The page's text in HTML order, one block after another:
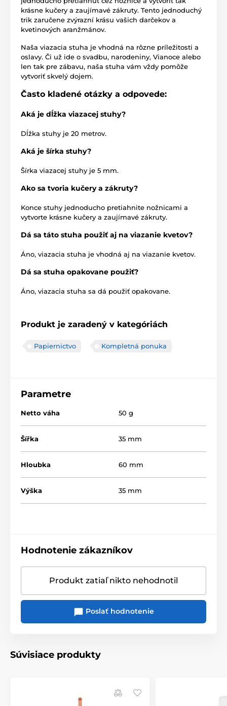
krásne kučery a zaujímavé zákruty. Tento jednoduchý
trik zaručene zvýrazní krásu vašich darčekov a
kvetinových aranžmánov.
Naša viazacia stuha je vhodná na rôzne príležitosti a
oslavy. Či už ide o svadbu, narodeniny, Vianoce alebo
len tak pre zábavu, naša stuha vám vždy pomôže
vytvoriť skvelý dojem.
Často kladené otázky a odpovede:
Aká je dĺžka viazacej stuhy?
Dĺžka stuhy je 20 metrov.
Aká je šírka stuhy?
Šírka viazacej stuhy je 5 mm.
Ako sa tvoria kučery a zákruty?
Konce stuhy jednoducho pretiahnite nožnicami a
vytvorte krásne kučery a zaujímavé zákruty.
Dá sa táto stuha použiť aj na viazanie kvetov?
Áno, viazacia stuha je vhodná aj na viazanie kvetov.
Dá sa stuha opakovane použiť?
Áno, viazacia stuha sa dá použiť opakovane.
Produkt je zaradený v kategóriách
Papiernictvo Kompletná ponuka
Parametre
Netto váha 50 g
Šířka 35 mm
Hloubka 60 mm
Výška 35 mm
Hodnotenie zákazníkov
Produkt zatiaľ nikto nehodnotil
Poslať hodnotenie
Súvisiace produkty